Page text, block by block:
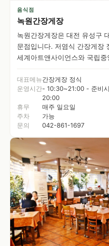
음식점
녹원간장게장
녹원간장게장은 대전 유성구
문점입니다. 저염식 간장게장
세계아트앤사이언스와 국립
대표메뉴간장게장 정식
운영시간- 10:30~21:00 - 준비
20:00
휴무
매주 일요일
주차
가능
문의
042-861-1697